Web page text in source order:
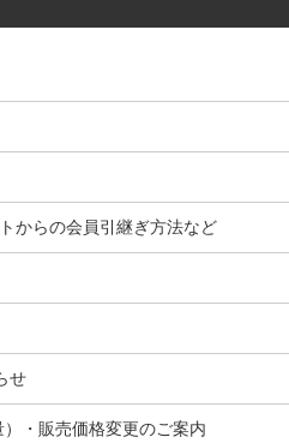
からの会員引継ぎ方法など
せ
・販売価格変更のご案内